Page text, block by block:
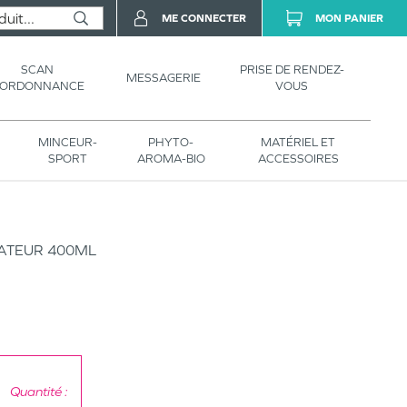
SCAN
MESSAGERIE
PRISE DE RENDEZ-
VOUS
MINCEUR-
SPORT
PHYTO-
AROMA-BIO
MATÉRIEL ET
ACCESSOIRES
ME CONNECTER MON PANIER
400ML
Quantité :